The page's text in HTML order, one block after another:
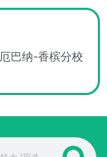
巴纳-香槟分校